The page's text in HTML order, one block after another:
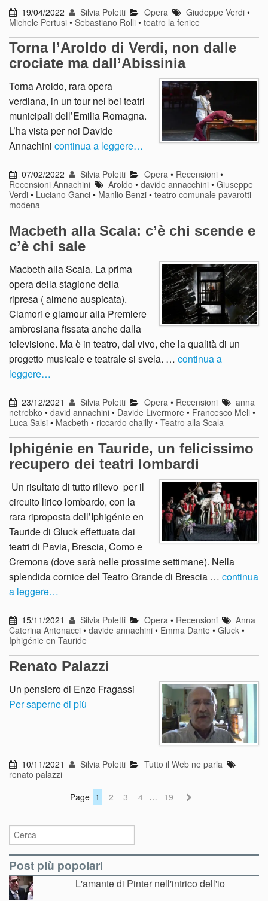
19/04/2022 Silvia Poletti Opera Giudeppe Verdi•
Michele Pertusi • Sebastiano Rolli • teatro la fenice
Torna l’Aroldo di Verdi, non dalle
crociate ma dall’Abissinia
Torna Aroldo, rara opera
verdiana, in un tour nei bei teatri
municipali dell’Emilia Romagna.
L’ha vista per noi Davide
Annachini continua a leggere…
07/02/2022 Silvia Poletti Opera• Recensioni•
Recensioni Annachini
Aroldo •davide annacchini •Giuseppe
Verdi • Luciano Ganci • Manlio Benzi • teatro comunale pavarotti
modena
Macbeth alla Scala: c’è chi scende e
c’è chi sale
Macbeth alla Scala. La prima
opera della stagione della
ripresa ( almeno auspicata).
Clamori e glamour alla Premiere
ambrosiana fissata anche dalla
televisione. Ma è in teatro, dal vivo, che la qualità di un
progetto musicale e teatrale si svela. … continua a
leggere…
23/12/2021 Silvia Poletti Opera• Recensioni
anna
netrebko • david annachini • Davide Livermore • Francesco Meli •
Luca Salsi • Macbeth • riccardo chailly • Teatro alla Scala
Iphigénie en Tauride, un felicissimo
recupero dei teatri lombardi
Un risultato di tutto rilievo per il
circuito lirico lombardo, con la
rara riproposta dell’Iphigénie en
Tauride di Gluck effettuata dai
teatri di Pavia, Brescia, Como e
Cremona (dove sarà nelle prossime settimane). Nella
splendida cornice del Teatro Grande di Brescia … continua
a leggere…
15/11/2021 Silvia Poletti Opera • Recensioni
Anna
Caterina Antonacci • davide annachini • Emma Dante • Gluck •
Iphigénie en Tauride
Renato Palazzi
Un pensiero di Enzo Fragassi
Per saperne di più
10/11/2021 Silvia Poletti
Tutto il Web ne parla
renato palazzi
Page 1 2 3 4 … 19
Post più popolari
L'amante di Pinter nell'intrico dell'io